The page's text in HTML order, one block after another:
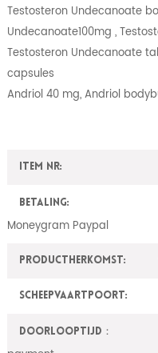
Testosteron Undecanoate
Undecanoate100mg ,
Testosteron Undecanoate
capsules
Andriol 40 mg, Andriol
Item nr:
Betaling:
Moneygram Paypal
ProductHerkomst:
Scheepvaartpoort:
Doorlooptijd：